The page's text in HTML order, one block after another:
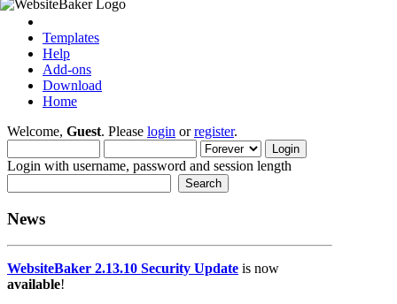
Templates
Help
Add-ons
Download
Home
Welcome, Guest. Please login orregister.
Login with username, password and session length
News
WebsiteBaker 2.13.10 Security Update is now
available!